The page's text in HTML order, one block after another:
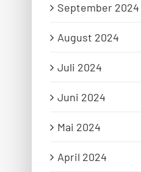
September 2024
August 2024
Juli 2024
Juni 2024
Mai 2024
April 2024